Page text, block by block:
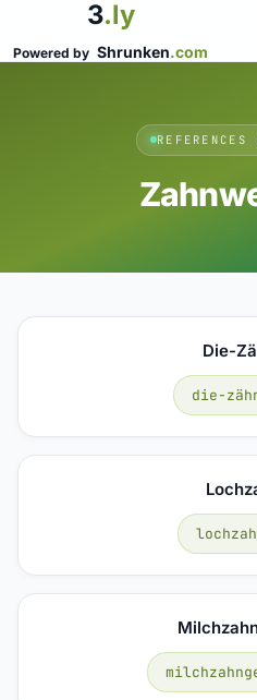
3.ly
Powered by Shrunken.com
REFERENCES
Die-
die-